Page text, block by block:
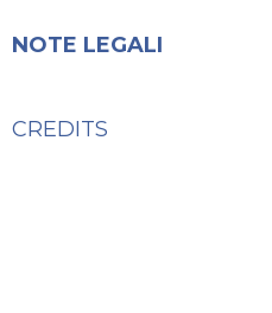
NOTE LEGALI
CREDITS